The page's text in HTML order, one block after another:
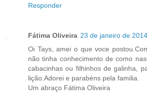
Responder
Fátima Oliveira 23 de janeiro de
Oi Tays, amei o que voce
não tinha conhecimento de como
cabacinhas ou filhinhos de galinha,
lição.Adorei e parabéns pela familia.
Um abraço Fátima Oliveira